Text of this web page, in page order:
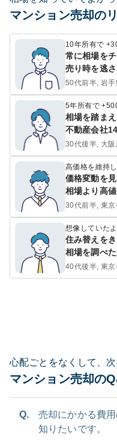
マンション売却の
10年所有で
常に相場を
売り時を逃
50代前半, 岩
5年所有で
相場を踏ま
不動産会社
30代後半, 大
高価格を維持
価格変動を見
相場より高
30代前半, 東
想像していた
住み替えを
相場を調べ
40代後半, 東
心配ごとをなくして、次
マンション売却の
Q.
売却にかかる費
知りたいです。